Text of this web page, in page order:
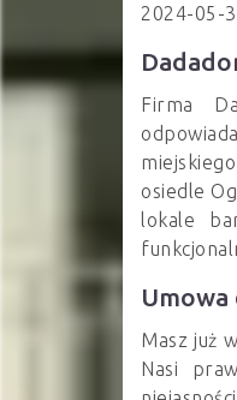
2024-05-
Firma
osiedle
lokale
Masz już
Nasi